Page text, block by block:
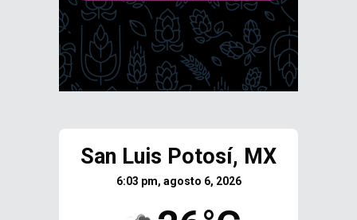
San Luis Potosí, MX
6:03 pm, agosto 6, 2026